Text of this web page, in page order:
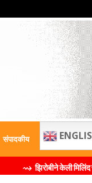
संपादकीय
केली मिलिंद सोमण यांची